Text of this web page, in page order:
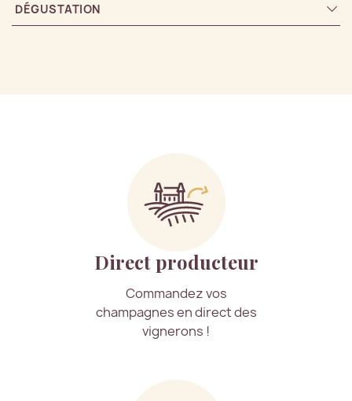
DÉGUSTATION
Direct producteur
Commandez vos
champagnes en direct des
vignerons !